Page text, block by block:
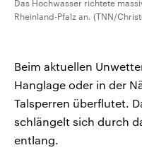
Das Hochwasser richtete
Rheinland-Pfalz an. (TNN/
Beim aktuellen
Hanglage oder in der
Talsperren überflutet.
schlängelt sich durch
entlang.